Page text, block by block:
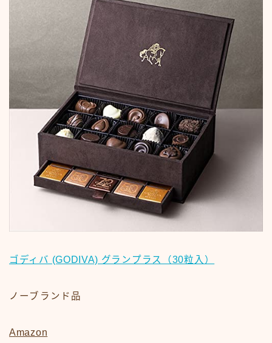
ゴディバ (GODIVA) グランプラス（30粒入）
ノーブランド品
Amazon